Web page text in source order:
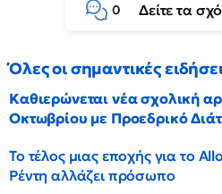
0 Δείτε τα
Όλες οι σημαντικές
Καθιερώνεται νέα σχολική
Οκτωβρίου με Προεδρικό
Το τέλος μιας εποχής για το
Ρέντη αλλάζει πρόσωπο